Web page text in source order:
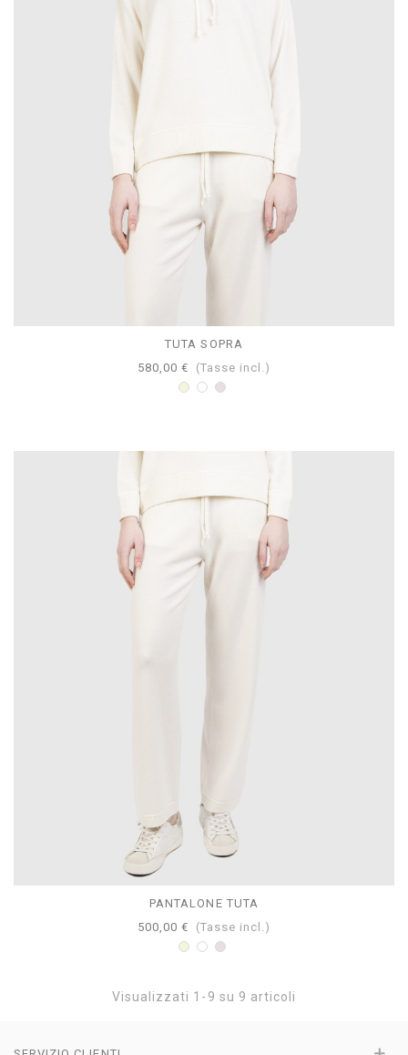
TUTA SOPRA
580,00 €
(Tasse incl.)
BeigeBianco
Perla
PANTALONE TUTA
500,00 €
(Tasse incl.)
BeigeBianco
Perla
Visualizzati 1 -9 su 9 articoli